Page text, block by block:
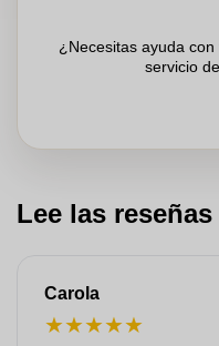
¿Necesitas ayuda
servicio
Lee las
Carola
★★★★★